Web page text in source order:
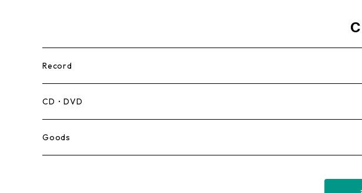
Record
Mento,Calypso,Ballad
Ska
CD・DVD
Goods